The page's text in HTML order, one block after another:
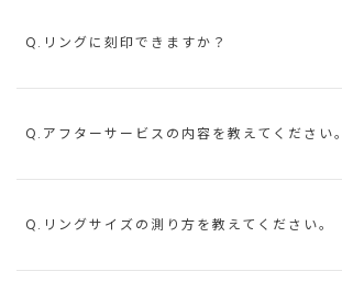
Q.リングに刻印できますか？
Q.アフターサービスの内容を教えてください。
Q.リングサイズの測り方を教えてください。